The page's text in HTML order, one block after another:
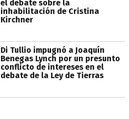
el debate sobre la
inhabilitación de Cristina
Kirchner
Di Tullio impugnó a Joaquín
Benegas Lynch por un presunto
conflicto de intereses en el
debate de la Ley de Tierras